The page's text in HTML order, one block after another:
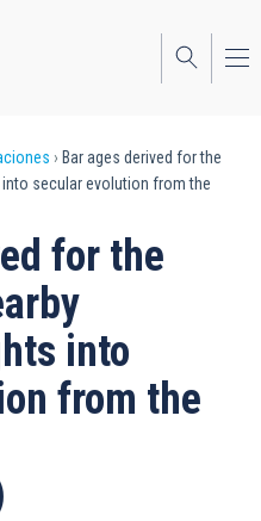
Bar ages derived for the
secular evolution from the
for the
into
from the